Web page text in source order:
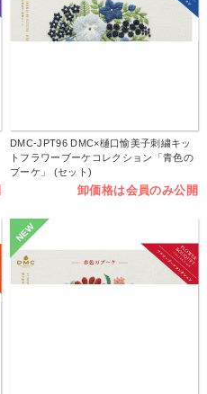
DMC-JPT96 DMC×樋口愉美子刺繍キッ
トフラワーブーケコレクション「青色の
ブーケ」 (セット)
卸価格は会員のみ公開
NEW